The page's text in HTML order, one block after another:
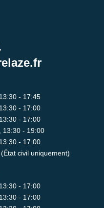
- 17:45
- 17:00
- 17:00
13:30 - 19:00
- 17:00
civil uniquement)
- 17:00
- 17:00